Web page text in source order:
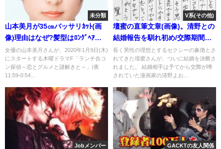
未分類
山本美月が35㎝バッサリｶｯﾄ(画
像)理由はなぜ?髪型はﾛﾝｸﾞﾍｱが
美人
女優の山本美月さんが、2020年1月9日(木)
にスタートする木曜ドラマF「ランチ合コ
ン探偵～恋とグルメと謎解きと～」(夜
11:59-0:54...
V系(その他)
壇蜜の直筆文章(画像)。清野との
結婚報告を馴れ初め/交際期間ま
で
長く男性の理想とするセクシーの象徴とさ
れてきた壇蜜さんが、ついに結婚を決断さ
れました。 結婚相手は予てから交際が噂
されていた漫画家の清野よお...
Jobメンバー GACKTの友人関係